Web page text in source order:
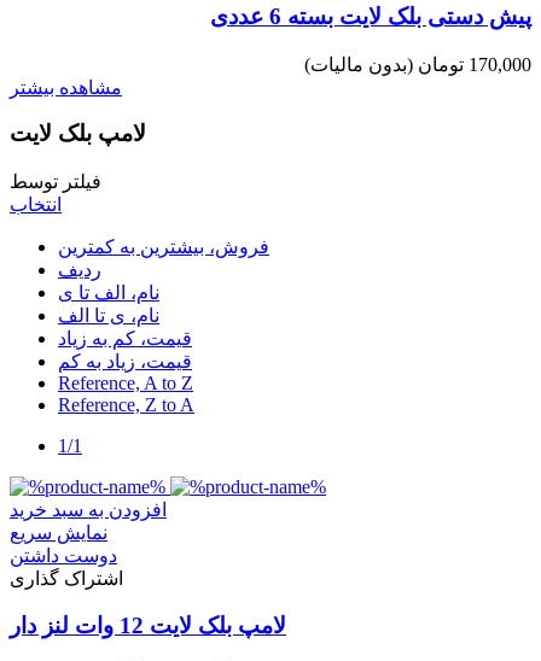
پیش دستی بلک لایت بسته 6 عددی
170,000 تومان
(بدون مالیات)
مشاهده بیشتر
لامپ بلک لایت
فیلتر توسط
انتخاب
فروش، بیشترین به کمترین
ردیف
نام، الف تا ی
نام، ی تا الف
قیمت، کم به زیاد
قیمت، زیاد به کم
Reference, A to Z
Reference, Z to A
1/1
افزودن به سبد خرید
نمایش سریع
دوست داشتن
اشتراک گذاری
لامپ بلک لایت 12 وات لنز دار